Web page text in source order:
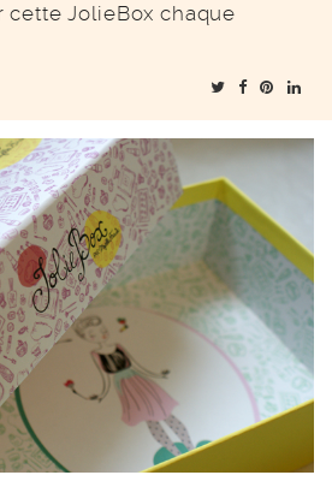
JolieBox chaque